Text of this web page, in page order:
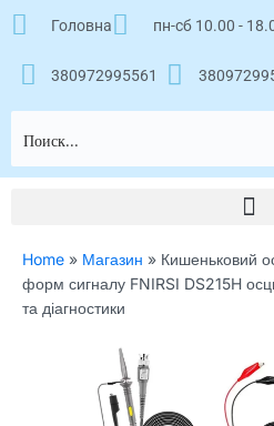
Перейти
Головна пн-сб 10.00 -
380972995561
Home » Магазин » Кишеньковий
форм сигналу FNIRSI DS215H
та діагностики